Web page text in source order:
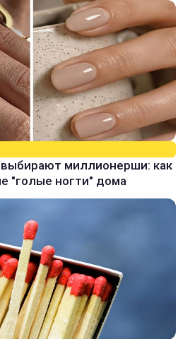
миллионерши: как
"голые ногти" дома